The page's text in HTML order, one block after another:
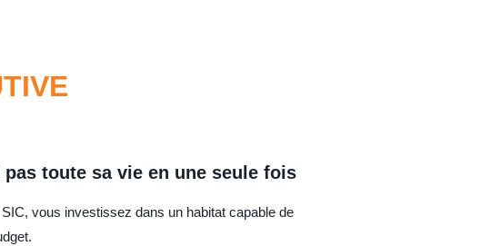
toute sa vie en une seule fois
vous investissez dans un habitat capable de